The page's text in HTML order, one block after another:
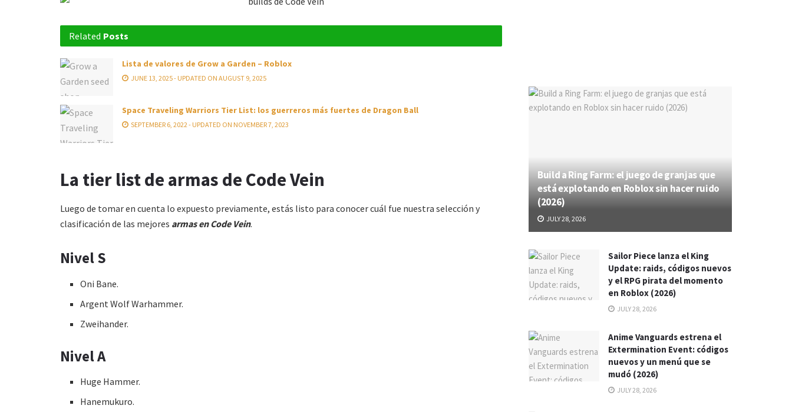
Related Posts
Lista de valores de Grow a Garden – Roblox
JUNE 13, 2025 - UPDATED ON AUGUST 9, 2025
Space Traveling Warriors Tier List: los guerreros más fuertes de Dragon Ball
SEPTEMBER 6, 2022 - UPDATED ON NOVEMBER 7, 2023
La tier list de armas de Code Vein
Luego de tomar en cuenta lo expuesto previamente, estás listo para conocer cuál fue nuestra selección y
clasificación de las mejores armas en Code Vein.
Nivel S
Oni Bane.
Argent Wolf Warhammer.
Zweihander.
Nivel A
Huge Hammer.
Hanemukuro.
Build a Ring Farm: el juego de granjas que
está explotando en Roblox sin hacer ruido
(2026)
JULY 28, 2026
Sailor Piece lanza el King
Update: raids, códigos nuevos
y el RPG pirata del momento
en Roblox (2026)
JULY 28, 2026
Anime Vanguards estrena el
Extermination Event: códigos
nuevos y un menú que se
mudó (2026)
JULY 28, 2026